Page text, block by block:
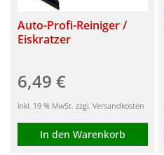
Auto-Profi-Reiniger /
Eiskratzer
6,49 €
inkl. 19 % MwSt. zzgl. Versandkosten
In den Warenkorb